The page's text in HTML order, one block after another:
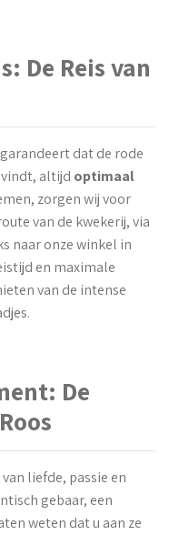
De Reis van
dat de rode
altijd optimaal
zorgen wij voor
van de kwekerij, via
naar onze winkel in
en maximale
van de intense
De
liefde, passie en
gebaar, een
weten dat u aan ze